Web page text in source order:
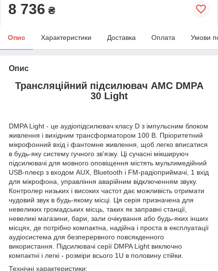
8 736 ₴
Опис Характеристики Доставка Оплата Умови
Опис
Трансляційний підсилювач AMC DMPA
30 Light
DMPA Light - це аудіопідсилювач класу D з імпульсним блоком
живлення і вихідним трансформатором 100 В. Пріоритетний
мікрофонний вхід і фантомне живлення, щоб легко вписатися
в будь-яку систему гучного зв'язку. Ці сучасні мікшируюч
підсилювачі для мовного оповіщення містять мультимедійний
USB-плеєр з входом AUX, Bluetooth і FM-радіоприймачі, 1 вхід
для мікрофона, управління аварійним відключенням звуку.
Контролер низьких і високих частот дає можливість отримати
чудовий звук в будь-якому місці. Ця серія призначена для
невеликих громадських місць, таких як заправні станції,
невеликі магазини, бари, зали очікування або будь-яких інших
місцях, де потрібно компактна, надійна і проста в експлуатації
аудіосистема для безперервного повсякденного
використання. Підсилювачі серії DMPA Light виключно
компактні і легкі - розміри всього 1U в половину стійки.
Технічні характеристики: